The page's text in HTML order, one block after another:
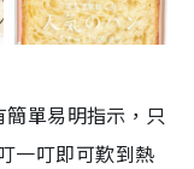
單易明指示，只
一叮即可歎到熱